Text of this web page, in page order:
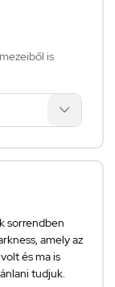
is
sorrendben
amely az
és ma is
tudjuk.